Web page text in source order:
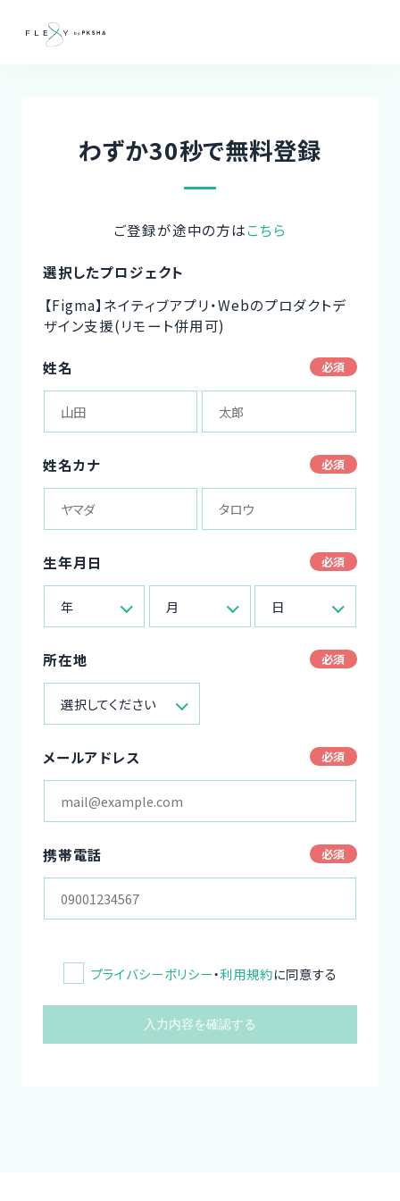
わずか30秒で無料登録
ご登録が途中の方はこちら
選択したプロジェクト
【Figma】ネイティブアプリ・Webのプロダクトデ
ザイン支援(リモート併用可)
姓名
姓名カナ
生年月日
年 月 日
所在地
選択してください
メールアドレス
携帯電話
プライバシーポリシー・利用規約に同意する
入力内容を確認する